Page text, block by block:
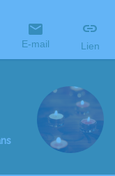
E-mail Lien